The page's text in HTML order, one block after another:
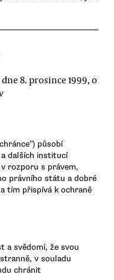
dne 8. prosince 1999, o
působí
dalších institucí
rozporu s právem,
právního státu a dobré
tím přispívá k ochraně
a svědomí, že svou
v souladu
chránit